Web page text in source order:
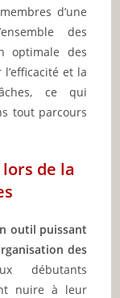
d’une
des
optimale des
et la
ce qui
tout parcours
de la
outil puissant
des
débutants
nuire à leur